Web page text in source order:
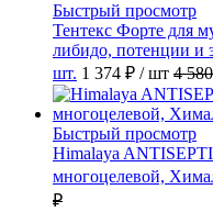
Быстрый просмотр
Тентекс Форте для
либидо, потенции и
шт. 1 374 ₽ / шт 4
Быстрый просмотр
Himalaya
многоцелевой,
₽